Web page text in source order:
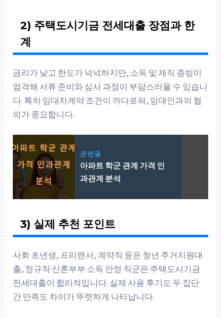
2) 주택도시기금 전세대출 장점과 한
계
금리가 낮고 한도가 넉넉하지만, 소득 및 재직 증빙이
엄격해 서류 준비와 심사 과정이 부담스러울 수 있습니
다. 특히 임대차계약 조건이 까다로워, 임대인과의 협
의가 중요합니다.
관련글
아파트 학군 관계 가격 인
과관계 분석
3) 실제 추천 포인트
사회 초년생, 프리랜서, 계약직 등은 청년 주거지원대
출, 정규직·신혼부부·소득 안정 직군은 주택도시기금
전세대출이 합리적입니다. 실제 사용 후기도 두 집단
간 만족도 차이가 뚜렷하게 나타납니다.